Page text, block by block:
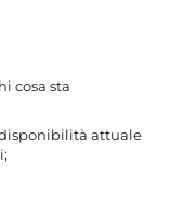
cosa sta
attuale